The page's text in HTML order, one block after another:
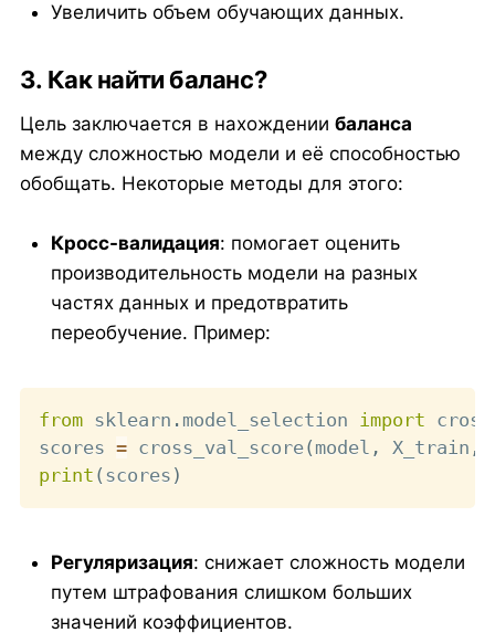
Увеличить объем обучающих данных.
3. Как найти баланс?
Цель заключается в нахождении баланса
между сложностью модели и её способностью
обобщать. Некоторые методы для этого:
Кросс-валидация: помогает оценить
производительность модели на разных
частях данных и предотвратить
переобучение. Пример:
from sklearn . model_selection import
scores = cross_val_score( model , X_train ,
print ( scores )
Регуляризация: снижает сложность модели
путем штрафования слишком больших
значений коэффициентов.